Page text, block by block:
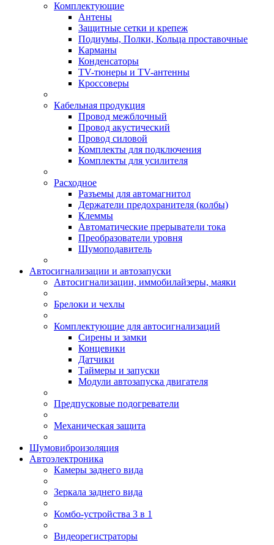
Комплектующие
Антены
Защитные сетки и крепеж
Подиумы, Полки, Кольца проставочные
Карманы
Конденсаторы
TV-тюнеры и TV-антенны
Кроссоверы
Кабельная продукция
Провод межблочный
Провод акустический
Провод силовой
Комплекты для подключения
Комплекты для усилителя
Расходное
Разъемы для автомагнитол
Держатели предохранителя (колбы)
Клеммы
Автоматические прерыватели тока
Преобразователи уровня
Шумоподавитель
Автосигнализации и автозапуски
Автосигнализации, иммобилайзеры, маяки
Брелоки и чехлы
Комплектующие для автосигнализаций
Сирены и замки
Концевики
Датчики
Таймеры и запуски
Модули автозапуска двигателя
Предпусковые подогреватели
Механическая защита
Шумовиброизоляция
Автоэлектроника
Камеры заднего вида
Зеркала заднего вида
Комбо-устройства 3 в 1
Видеорегистраторы